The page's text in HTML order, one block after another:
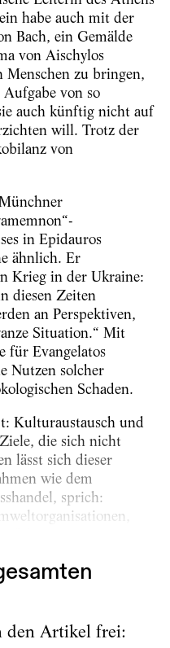
habe auch mit der
Bach, ein Gemälde
von Aischylos
Menschen zu bringen,
von so
auch künftig nicht auf
will. Trotz der
von
in Epidauros
ähnlich. Er
Krieg in der Ukraine:
diesen Zeiten
an Perspektiven,
Situation.“ Mit
für Evangelatos
Nutzen solcher
Schaden.
Kulturaustausch und
die sich nicht
lässt sich dieser
wie dem
sprich:
den Artikel frei: